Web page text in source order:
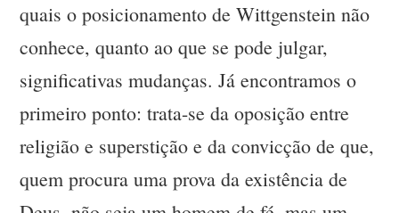
quais o posicionamento de Wittgenstein não
conhece, quanto ao que se pode julgar,
significativas mudanças. Já encontramos o
primeiro ponto: trata-se da oposição entre
religião e superstição e da convicção de que,
quem procura uma prova da existência de